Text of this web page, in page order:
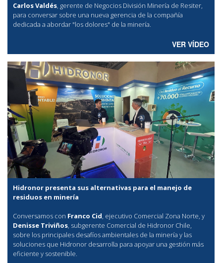
Carlos Valdés, gerente de Negocios División Minería de Resiter,
para conversar sobre una nueva gerencia de la compañía
dedicada a abordar "los dolores" de la minería.
VER VÍDEO
Hidronor presenta sus alternativas para el manejo de
residuos en minería
Conversamos con Franco Cid, ejecutivo Comercial Zona Norte, y
Denisse Triviños, subgerente Comercial de Hidronor Chile,
sobre los principales desafíos ambientales de la minería y las
soluciones que Hidronor desarrolla para apoyar una gestión más
eficiente y sostenible.